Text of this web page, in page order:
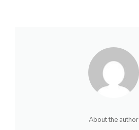
About the author